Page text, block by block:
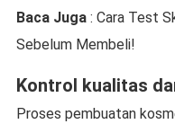
Baca Juga: Cara Test
Sebelum Membeli!
Kontrol kualitas
Proses pembuatan